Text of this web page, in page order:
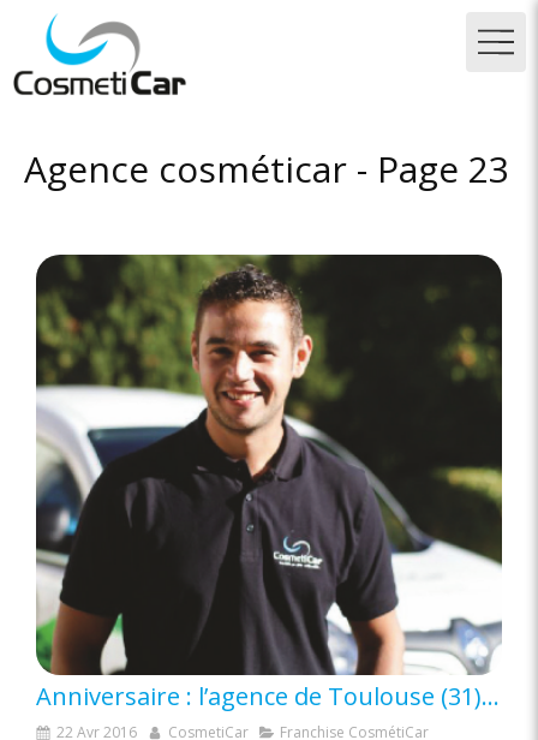
Agence cosméticar - Page 23
Anniversaire : l’agence de Toulouse (31) fête ses 3 ans
22 Avr 2016 CosmetiCar Franchise CosmétiCar